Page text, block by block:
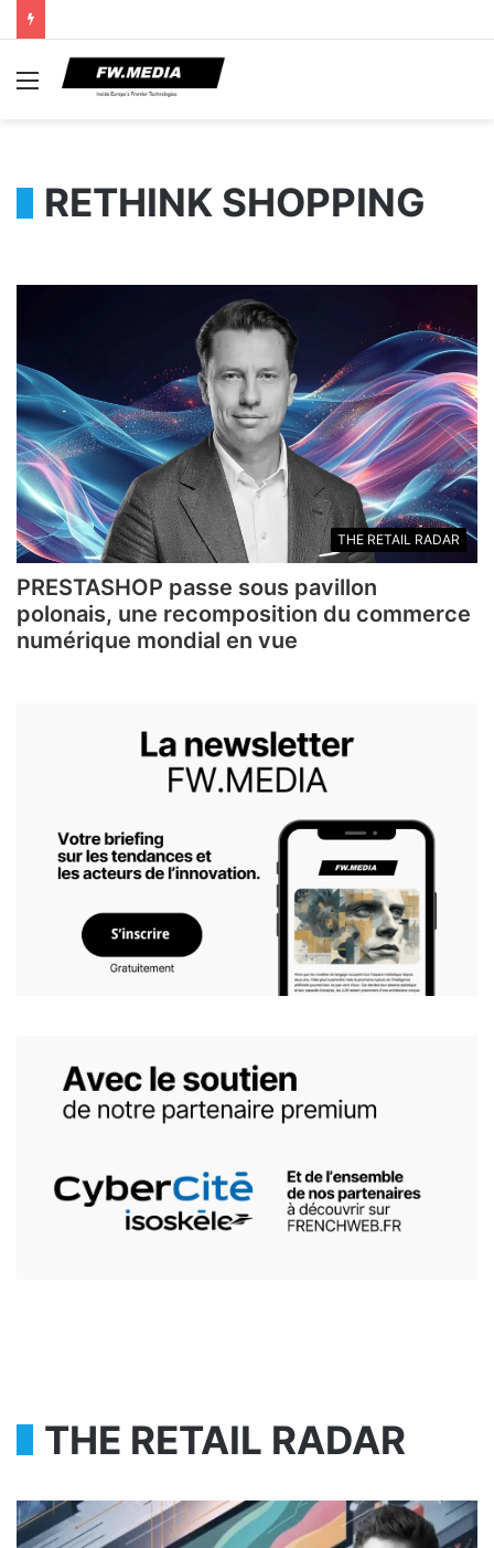
Menu
RETHINK SHOPPING
THE RETAIL RADAR
PRESTASHOP passe sous pavillon
polonais, une recomposition du commerce
numérique mondial en vue
THE RETAIL RADAR